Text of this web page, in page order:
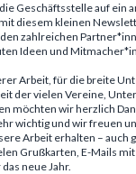
Geschäftsstelle auf ein
diesem kleinen
zahlreichen
Ideen und
Arbeit, für die breite
der vielen Vereine,
möchten wir herzlich
wichtig und wir freuen
Arbeit erhalten – auch
Grußkarten, E-Mails
neue Jahr.